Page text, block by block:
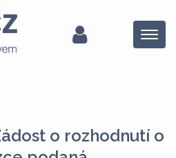
Menu
o rozhodnutí o